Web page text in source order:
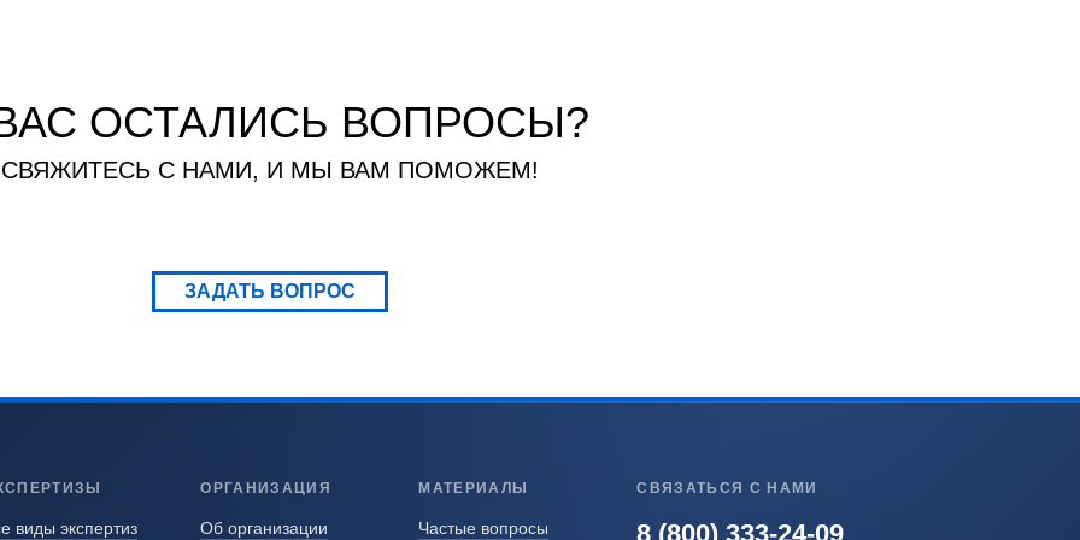
ОСТАЛИСЬ ВОПРОСЫ?
СВЯЖИТЕСЬ С НАМИ, И МЫ ВАМ ПОМОЖЕМ!
ЗАДАТЬ ВОПРОС
виды экспертиз
ОРГАНИЗАЦИЯ
Об организации
МАТЕРИАЛЫ
Частые вопросы
СВЯЗАТЬСЯ С НАМИ
8 (800) 333-24-09